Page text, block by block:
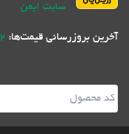
سایت ایمن
آخرین بروزرسانی قیمت‌ها: 2 روز پیش